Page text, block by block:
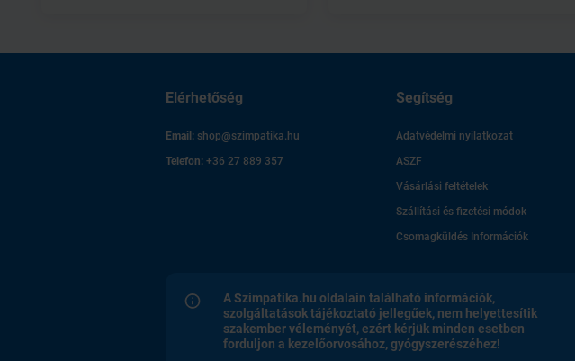
Elérhetőség
Email: shop@szimpatika.hu
Telefon: +36 27 889 357
Segítség
Adatvédelmi nyilatkozat
ASZF
Vásárlási feltételek
Szállítási és fizetési módok
Csomagküldés Információk
A Szimpatika.hu oldalain található információk,
szolgáltatások tájékoztató jellegűek, nem helyettesítik
szakember véleményét, ezért kérjük minden esetben
forduljon a kezelőorvosához, gyógyszerészéhez!